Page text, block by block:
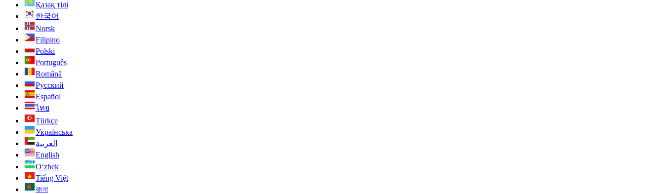
Қазақ тілі
한국어
Norsk
Filipino
Polski
Português
Română
Русский
Español
ไทย
Türkçe
Українська
العربية
English
O‘zbek
Tiếng Việt
বাংলা